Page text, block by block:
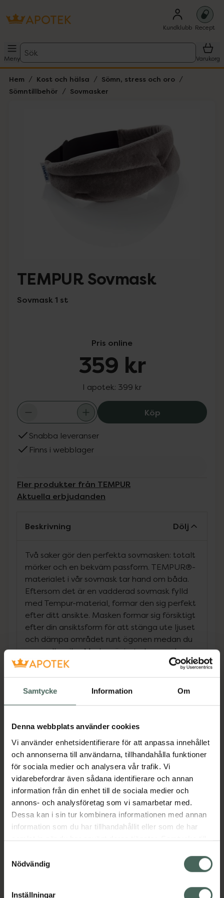
Samtycke Information Om
Denna webbplats använder cookies
Vi använder enhetsidentifierare för att anpassa innehållet
och annonserna till användarna, tillhandahålla funktioner
för sociala medier och analysera vår trafik. Vi
vidarebefordrar även sådana identifierare och annan
information från din enhet till de sociala medier och
annons- och analysföretag som vi samarbetar med.
Dessa kan i sin tur kombinera informationen med annan
information som du har tillhandahållit eller som de har
samlat in när du har använt deras tjänster. Samtycke till
återkalla ditt samtycke via webbplatsens
cookieinställningar. Ett återkallat samtycke påverkar inte
lagligheten av behandling som skett innan återkallelsen.
Nödvändig
Inställningar
Kundklubb Recept
Meny
Sök
Varukorg
Hem Kost och hälsa
Sömn, stress och oro
Sömntillbehör
Sovmasker
TEMPUR Sovmask
Sovmask 1 st
Pris online
359 kr
I apotek: 399 kr
KöpTEMPUR
Snabba leveranser
Finns i webblager
Fler produkter från TEMPUR
Aktuella erbjudanden
Beskrivning Dölj
Två saker gör den perfekta sovmasken: totalt
mörker och en bekväm passform. TEMPUR®-
materialet i vår sovmask tar hand om båda.
Eftersom det är en vadderad sovmask fylld
med Tempur-material, formar den sig perfekt
efter ditt ansikte. Masken formar sig försiktigt
efter din ansiktsform för att stänga ute ljuset
och dämpa området runt ögonen medan du
sover eller vilar. Masken är justerbar med
kardborreband för optimal passform.
TEMPUR® Sovmask är perfekt att ha på
resan, under ljusa nätter eller när som helst
Färg : Grå .
Storlek : One size.
Produkten är tillverkad i Danmark.
Garanti: 3år
Jämförpris 399 kr/st
EAN:05714714439241
Kategorier:
Packa för solsemestern
Reseförpackningar
Sömntillbehör